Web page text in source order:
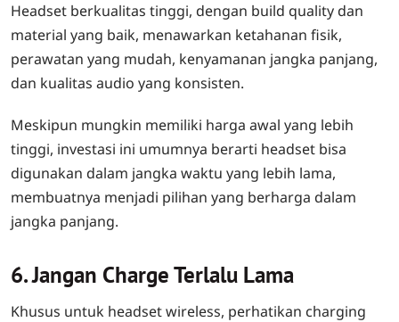
Headset berkualitas tinggi, dengan build quality dan
material yang baik, menawarkan ketahanan fisik,
perawatan yang mudah, kenyamanan jangka panjang,
dan kualitas audio yang konsisten.
Meskipun mungkin memiliki harga awal yang lebih
tinggi, investasi ini umumnya berarti headset bisa
digunakan dalam jangka waktu yang lebih lama,
membuatnya menjadi pilihan yang berharga dalam
jangka panjang.
6. Jangan Charge Terlalu Lama
Khusus untuk headset wireless, perhatikan charging